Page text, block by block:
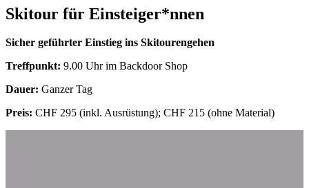
Skitour für Einsteiger*nnen
Sicher geführter Einstieg ins Skitourengehen
Treffpunkt: 9.00 Uhr im Backdoor Shop
Dauer: Ganzer Tag
Preis: CHF 295 (inkl. Ausrüstung); CHF 215 (ohne Material)